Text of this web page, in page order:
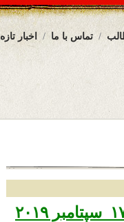
اخبار تازه تماس با ما
تاریخ نشر سه شنبه ۲۶ سنبله ۱۳۹۸ – ۱۷ سپتامبر ۲۰۱۹